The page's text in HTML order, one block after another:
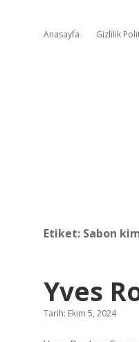
Anasayfa Gizlilik
Etiket: Sabon
Yves
Tarih: Ekim 5, 2024